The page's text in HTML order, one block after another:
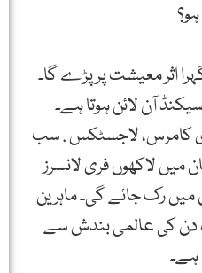
اثر معیشت پر پڑے گا۔
سیکنڈ آن لائن ہوتا ہے۔
کامرس، لاجسٹکس . سب
لاکھوں فری لانسرز
رک جائے گی۔ ماہرین
دن کی عالمی بندش سے
ہے۔